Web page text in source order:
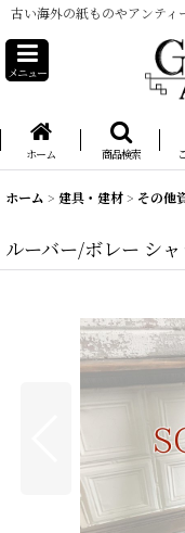
古い海外の紙ものやアンテ
メニュー
ホーム 商品検索
ホーム > 建具・建材> その他
ルーバー/ボレー シ